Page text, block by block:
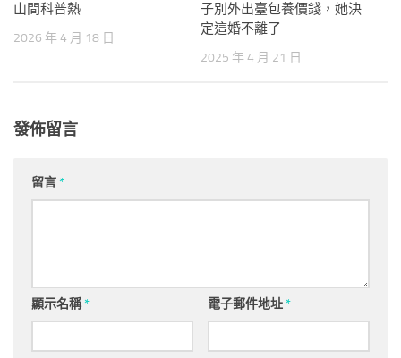
山間科普熱
2026 年 4 月 18 日
子別外出臺包養價錢，她決
定這婚不離了
2025 年 4 月 21 日
發佈留言
留言*
顯示名稱* 電子郵件地址*